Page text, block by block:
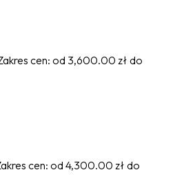
cen: od 3,600.00 zł do
cen: od 4,300.00 zł do